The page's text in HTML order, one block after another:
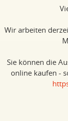
Wir arbeiten
Sie können die
online kaufen -